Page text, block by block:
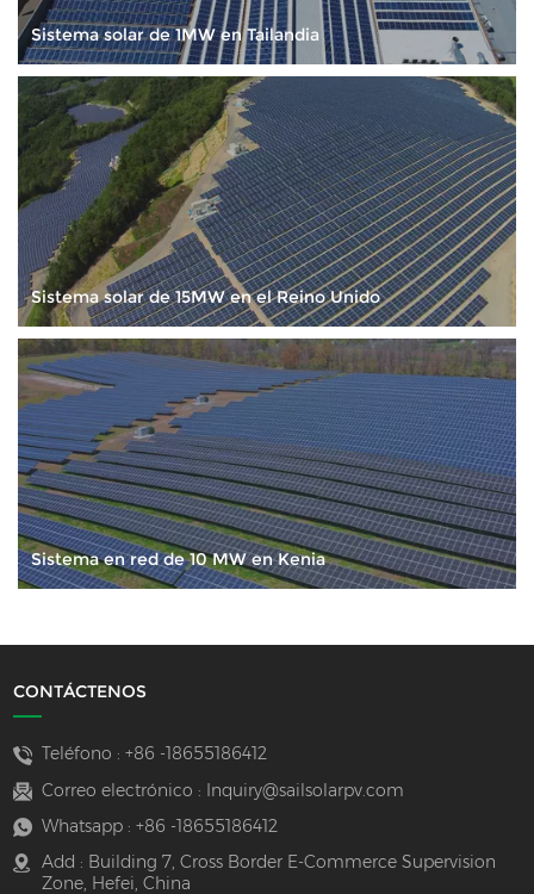
ingeniería de proyectos, servicios comerciales, integración de
sistemas y globalización, implementamos una estrategia
diversificada y logramos una plataforma integral para la
industria de energía limpia.
Sistema solar de 1MW en Tailandia
Sistema solar de 15MW en el Reino Unido
Sistema en red de 10 MW en Kenia
CONTÁCTENOS
Teléfono : +86 -18655186412
Correo electrónico : Inquiry@sailsolarpv.com
Whatsapp : +86 -18655186412
Add : Building 7, Cross Border E-Commerce Supervision
Zone, Hefei, China